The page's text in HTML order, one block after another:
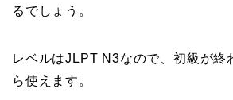
るでしょう。
レベルはJLPT N3なので、初級が終
ら使えます。